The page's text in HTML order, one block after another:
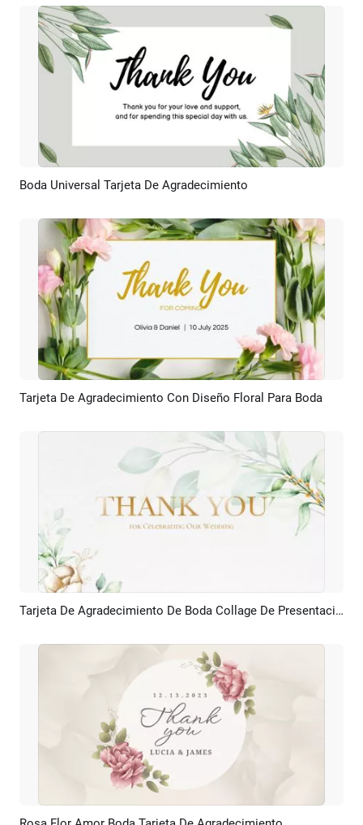
Previsualizar Personalizar
Boda Universal Tarjeta De Agradecimiento
Previsualizar Personalizar
Tarjeta De Agradecimiento Con Diseño Floral Para Boda
Previsualizar Crear IA Tarjeta De Agradecimiento De Boda Collage De Presentación De Diapositivas De Flores Acuarela